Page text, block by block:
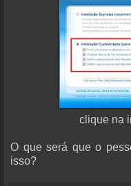
clique na
O que será que o
isso?